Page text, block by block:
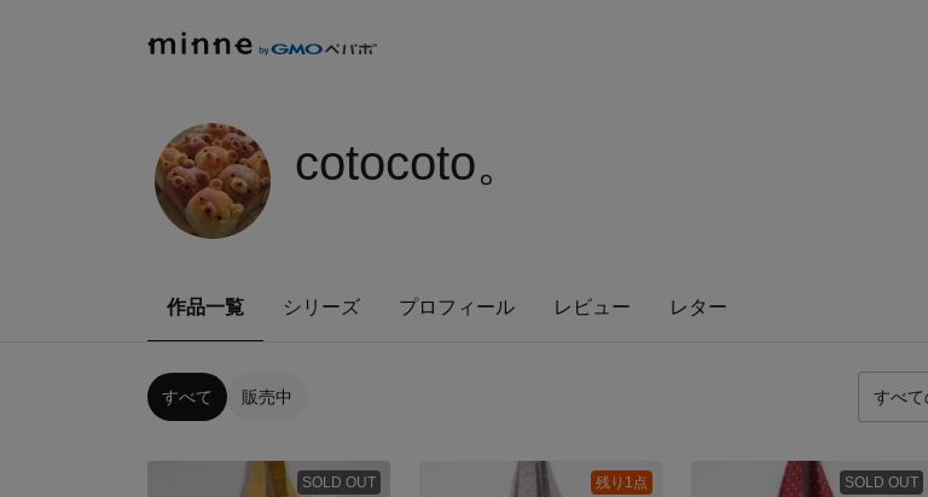
cotocoto。
作品一覧 シリーズ プロフィール レビュー レター
すべて 販売中
SOLD OUT 残り1点 SOLD OUT